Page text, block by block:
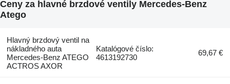
Ceny za hlavné brzdové ventily Mercedes-Benz
Atego
Hlavný brzdový ventil na
nákladného auta
Mercedes-Benz ATEGO
ACTROS AXOR
Katalógové číslo:
4613192730
69,67 €